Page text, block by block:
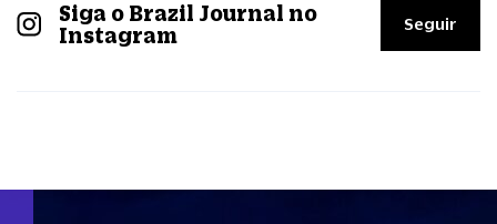
Siga o Brazil Journal no
Instagram
Seguir